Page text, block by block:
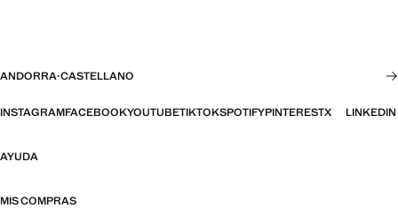
ANDORRA·CASTELLANO
INSTAGRAMFACEBOOKYOUTUBETIKTOKSPOTIFYPINTERESTX LINKEDIN
AYUDA
MIS COMPRAS